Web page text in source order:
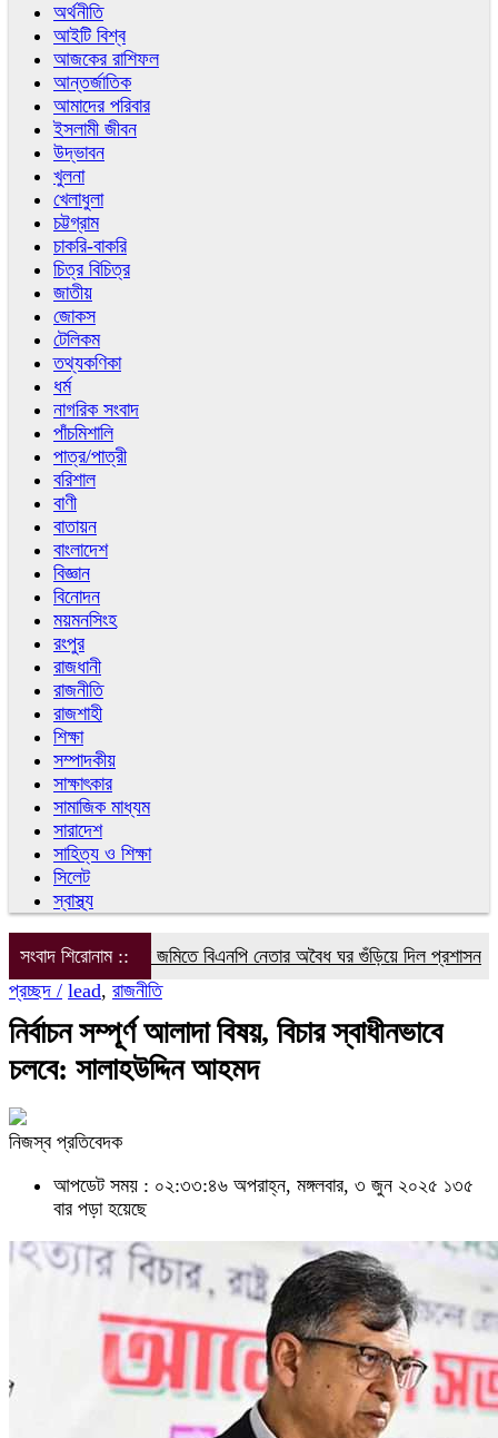
অর্থনীতি
আইটি বিশ্ব
আজকের রাশিফল
আন্তর্জাতিক
আমাদের পরিবার
ইসলামী জীবন
উদ্ভাবন
খুলনা
খেলাধুলা
চট্টগ্রাম
চাকরি-বাকরি
চিত্র বিচিত্র
জাতীয়
জোকস
টেলিকম
তথ্যকণিকা
ধর্ম
নাগরিক সংবাদ
পাঁচমিশালি
পাত্র/পাত্রী
বরিশাল
বাণী
বাতায়ন
বাংলাদেশ
বিজ্ঞান
বিনোদন
ময়মনসিংহ
রংপুর
রাজধানী
রাজনীতি
রাজশাহী
শিক্ষা
সম্পাদকীয়
সাক্ষাৎকার
সামাজিক মাধ্যম
সারাদেশ
সাহিত্য ও শিক্ষা
সিলেট
স্বাস্থ্য
সংবাদ শিরোনাম ::
সরকারি জমিতে বিএনপি নেতার অবৈধ ঘর গুঁড়িয়ে দিল প্রশাসন
বরগুনা’র
প্রচ্ছদ / lead, রাজনীতি
নির্বাচন সম্পূর্ণ আলাদা বিষয়, বিচার স্বাধীনভাবে
চলবে: সালাহউদ্দিন আহমদ
নিজস্ব প্রতিবেদক
আপডেট সময় : ০২:৩৩:৪৬ অপরাহ্ন, মঙ্গলবার, ৩ জুন ২০২৫ ১৩৫
বার পড়া হয়েছে